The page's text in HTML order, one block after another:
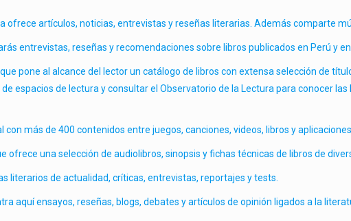
ofrece artículos, noticias, entrevistas y reseñas literarias. Además comparte
entrevistas, reseñas y recomendaciones sobre libros publicados en Perú y
que pone al alcance del lector un catálogo de libros con extensa selección de
espacios de lectura y consultar el Observatorio de la Lectura para conocer
con más de 400 contenidos entre juegos, canciones, videos, libros y
ofrece una selección de audiolibros, sinopsis y fichas técnicas de libros de
literarios de actualidad, críticas, entrevistas, reportajes y tests.
aquí ensayos, reseñas, blogs, debates y artículos de opinión ligados a la